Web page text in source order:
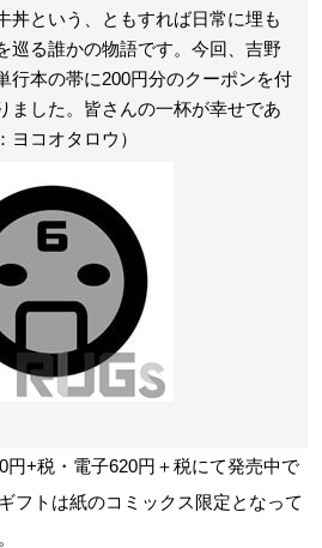
丼という、ともすれば日常に埋も
巡る誰かの物語です。今回、吉野
行本の帯に200円分のクーポンを付
ました。皆さんの一杯が幸せであ
ヨコオタロウ）
円+税・電子620円＋税にて発売中で
フトは紙のコミックス限定となって